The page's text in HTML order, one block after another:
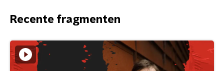
Recente fragmenten